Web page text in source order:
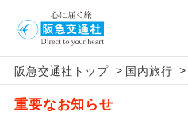
阪急交通社トップ > 国内旅行 >
重要なお知らせ
アイコン